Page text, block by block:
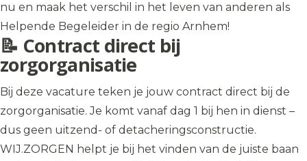
nu en maak het verschil in het leven van anderen als
Helpende Begeleider in de regio Arnhem!
📝 Contract direct bij
zorgorganisatie
Bij deze vacature teken je jouw contract direct bij de
zorgorganisatie. Je komt vanaf dag 1 bij hen in dienst –
dus geen uitzend- of detacheringsconstructie.
WIJ.ZORGEN helpt je bij het vinden van de juiste baan